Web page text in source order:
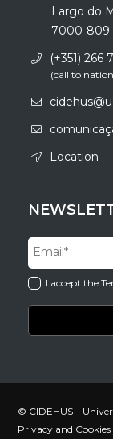
Largo do
7000-809
(+351) 266
(call to
Location
I accept the
© CIDEHUS –
Privacy and